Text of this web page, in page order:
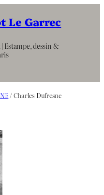
Le Garrec
| Estampe, dessin &
/ Charles Dufresne